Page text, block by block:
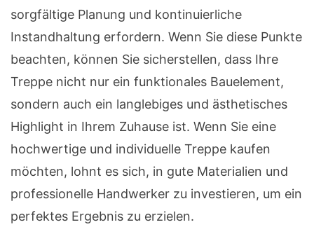
sorgfältige Planung und kontinuierliche
Instandhaltung erfordern. Wenn Sie diese Punkte
beachten, können Sie sicherstellen, dass Ihre
Treppe nicht nur ein funktionales Bauelement,
sondern auch ein langlebiges und ästhetisches
Highlight in Ihrem Zuhause ist. Wenn Sie eine
hochwertige und individuelle Treppe kaufen
möchten, lohnt es sich, in gute Materialien und
professionelle Handwerker zu investieren, um ein
perfektes Ergebnis zu erzielen.